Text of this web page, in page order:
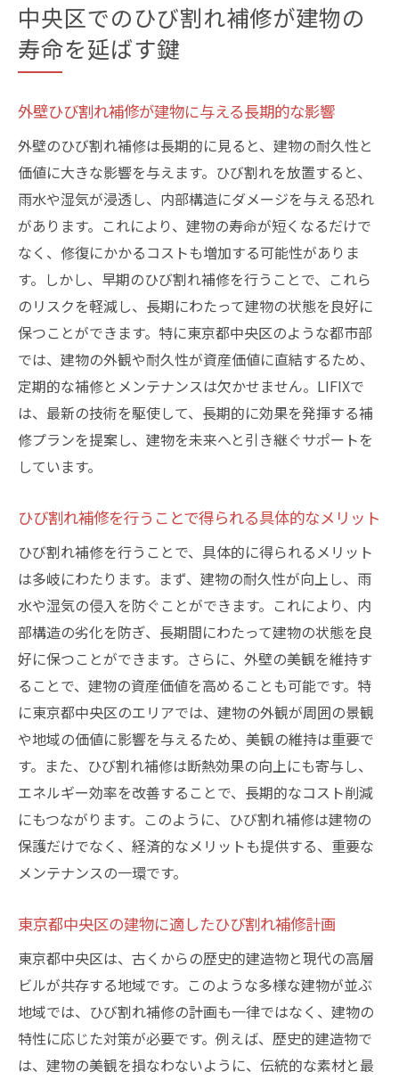
計画
耐久性を高めるためのひび割れ補修の重要
建物寿命を延ばすためのひび割れ補修のポ
ひび割れ補修の早期対応が建物を守る理由
外壁のひび割れは放置すると危険！補修の必要
性
ひび割れ放置が引き起こす建物へのリスク
早急なひび割れ補修で防げる構造ダメージ
外壁ひび割れがもたらす美観の損傷と対策
ひび割れ進行を防ぐための早期補修の重要
性
建物安全性を確保するためのひび割れ補修
ひび割れ補修が必要な理由：事例から学ぶ
LIFIXが提供するひび割れ補修の最新技術とその
LIFIXの最新技術によるひび割れ補修の特徴
ひび割れ補修を効果的に行うための技術革
新
LIFIXのひび割れ補修技術が建物に与える影
響
最新補修技術の導入がもたらす具体的な利
点
LIFIXの技術力がひび割れ補修で選ばれる理
由
ひび割れ補修技術の進化とLIFIXの貢献
東京都中央区の特有な気候に対応するひび割れ
補修法
法
中央区での気候に影響されない補修事例
地域特性を活かしたひび割れ補修の工夫
気候対応型ひび割れ補修技術の活用法
天候に左右されないひび割れ補修の実施方
法
中央区でのひび割れ補修が建物の
寿命を延ばす鍵
外壁ひび割れ補修が建物に与える長期的な影響
外壁のひび割れ補修は長期的に見ると、建物の耐久性と
価値に大きな影響を与えます。ひび割れを放置すると、
雨水や湿気が浸透し、内部構造にダメージを与える恐れ
があります。これにより、建物の寿命が短くなるだけで
なく、修復にかかるコストも増加する可能性がありま
す。しかし、早期のひび割れ補修を行うことで、これら
のリスクを軽減し、長期にわたって建物の状態を良好に
保つことができます。特に東京都中央区のような都市部
では、建物の外観や耐久性が資産価値に直結するため、
定期的な補修とメンテナンスは欠かせません。LIFIXで
は、最新の技術を駆使して、長期的に効果を発揮する補
修プランを提案し、建物を未来へと引き継ぐサポートを
しています。
ひび割れ補修を行うことで得られる具体的なメリット
ひび割れ補修を行うことで、具体的に得られるメリット
は多岐にわたります。まず、建物の耐久性が向上し、雨
水や湿気の侵入を防ぐことができます。これにより、内
部構造の劣化を防ぎ、長期間にわたって建物の状態を良
好に保つことができます。さらに、外壁の美観を維持す
ることで、建物の資産価値を高めることも可能です。特
に東京都中央区のエリアでは、建物の外観が周囲の景観
や地域の価値に影響を与えるため、美観の維持は重要で
す。また、ひび割れ補修は断熱効果の向上にも寄与し、
エネルギー効率を改善することで、長期的なコスト削減
にもつながります。このように、ひび割れ補修は建物の
保護だけでなく、経済的なメリットも提供する、重要な
メンテナンスの一環です。
東京都中央区の建物に適したひび割れ補修計画
東京都中央区は、古くからの歴史的建造物と現代の高層
ビルが共存する地域です。このような多様な建物が並ぶ
地域では、ひび割れ補修の計画も一律ではなく、建物の
特性に応じた対策が必要です。例えば、歴史的建造物で
は、建物の美観を損なわないように、伝統的な素材と最